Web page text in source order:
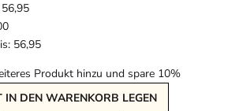
56,95
Produkt hinzu und spare 10%
IN DEN WARENKORB LEGEN